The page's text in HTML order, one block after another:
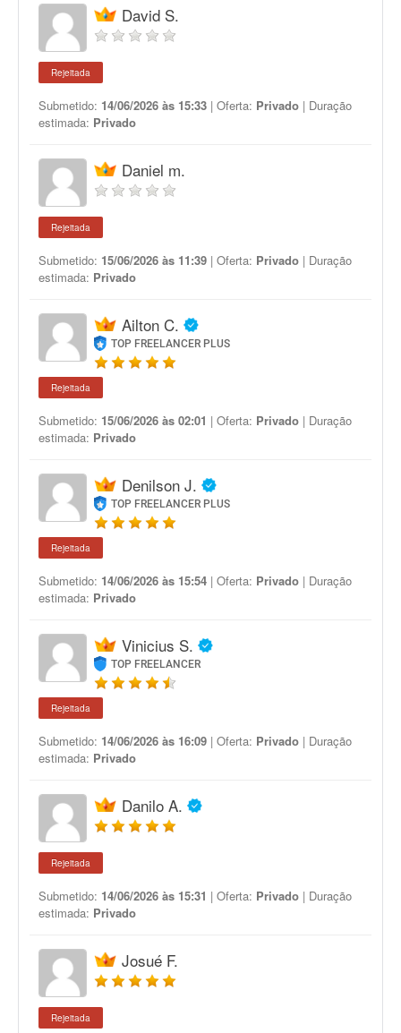
David S.
Rejeitada
Submetido: 14/06/2026 às 15:33 | Oferta: Privado | Duração
estimada: Privado
Daniel m.
Rejeitada
Submetido: 15/06/2026 às 11:39 | Oferta: Privado | Duração
estimada: Privado
Ailton C.
TOP FREELANCER PLUS
Rejeitada
Submetido: 15/06/2026 às 02:01 | Oferta: Privado | Duração
estimada: Privado
Denilson J.
TOP FREELANCER PLUS
Rejeitada
Submetido: 14/06/2026 às 15:54 | Oferta: Privado | Duração
estimada: Privado
Vinicius S.
TOP FREELANCER
Rejeitada
Submetido: 14/06/2026 às 16:09 | Oferta: Privado | Duração
estimada: Privado
Danilo A.
Rejeitada
Submetido: 14/06/2026 às 15:31 | Oferta: Privado | Duração
estimada: Privado
Josué F.
Rejeitada